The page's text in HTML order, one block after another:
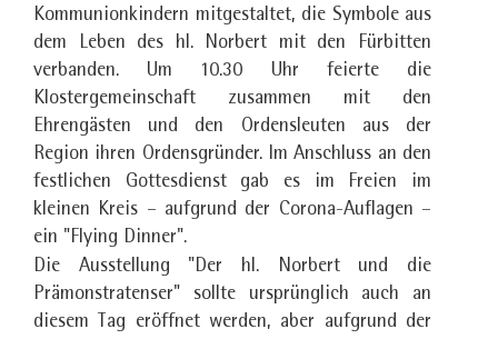
Kommunionkindern mitgestaltet, die Symbole aus
dem Leben des hl. Norbert mit den Fürbitten
verbanden. Um 10.30 Uhr feierte die
Klostergemeinschaft zusammen mit den
Ehrengästen und den Ordensleuten aus der
Region ihren Ordensgründer. Im Anschluss an den
festlichen Gottesdienst gab es im Freien im
kleinen Kreis – aufgrund der Corona-Auflagen –
ein "Flying Dinner".
Die Ausstellung "Der hl. Norbert und die
Prämonstratenser" sollte ursprünglich auch an
diesem Tag eröffnet werden, aber aufgrund der